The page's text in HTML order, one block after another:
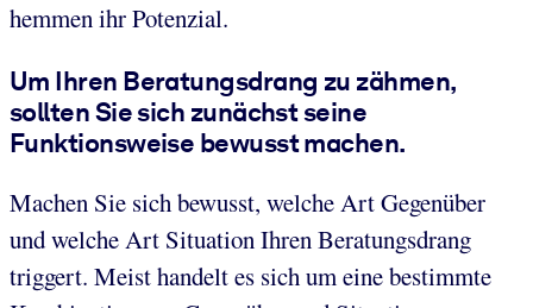
hemmen ihr Potenzial.
Um Ihren Beratungsdrang zu zähmen,
sollten Sie sich zunächst seine
Funktionsweise bewusst machen.
Machen Sie sich bewusst, welche Art Gegenüber
und welche Art Situation Ihren Beratungsdrang
triggert. Meist handelt es sich um eine bestimmte